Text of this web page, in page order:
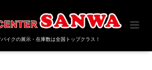
バイクの展示・在庫数は全国トップクラス！